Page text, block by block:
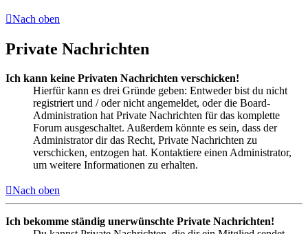
Nach oben
Private Nachrichten
Ich kann keine Privaten Nachrichten verschicken!
Hierfür kann es drei Gründe geben: Entweder bist du nicht
registriert und / oder nicht angemeldet, oder die Board-
Administration hat Private Nachrichten für das komplette
Forum ausgeschaltet. Außerdem könnte es sein, dass der
Administrator dir das Recht, Private Nachrichten zu
verschicken, entzogen hat. Kontaktiere einen Administrator,
um weitere Informationen zu erhalten.
Nach oben
Ich bekomme ständig unerwünschte Private Nachrichten!